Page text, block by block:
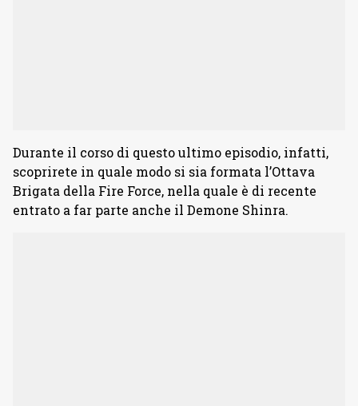
Durante il corso di questo ultimo episodio, infatti,
scoprirete in quale modo si sia formata l’Ottava
Brigata della Fire Force, nella quale è di recente
entrato a far parte anche il Demone Shinra.